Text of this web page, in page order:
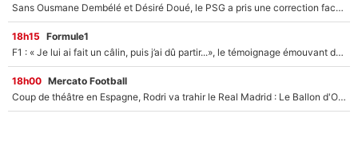
Sans Ousmane Dembélé et Désiré Doué, le PSG a pris une correction face à Majorque : Luis Enrique attend avec impatience des renforts !
18h15 Formule1
F1 : « Je lui ai fait un câlin, puis j’ai dû partir...», le témoignage émouvant de Max Verstappen sur sa fille
18h00 Mercato Football
Coup de théâtre en Espagne, Rodri va trahir le Real Madrid : Le Ballon d'Or a choisi de signer au FC Barcelone !